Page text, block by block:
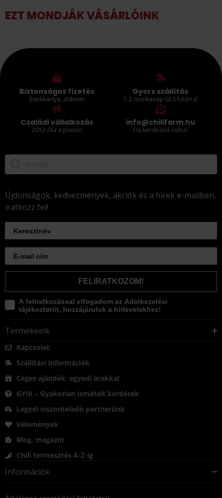
EZT MONDJÁK VÁSÁRLÓINK
Biztonságos fizetés
Bankkártya, utánvét
Gyors szállítás
1-2 munkanap GLS futárral
Családi vállalkozás
2012 óta a piacon
info@chilifarm.hu
Ha kérdésed volna!
Újdonságok, kedvezmények, akciók és a hírek e-mailben,
iratkozz fel!
FELIRATKOZOM!
A feliratkozással elfogadom az Adatkezelési
tájékoztatót, hozzájárulok a hírlevelekhez!
Termékeink
Kapcsolat
Szállítási információk
Céges ajándék, egyedi árakkal
GYIK – Gyakorian ismételt kérdések
Legyél viszonteladó partnerünk
Vélemények
Blog, magazin
Chili termesztés A-Z-ig
Információk